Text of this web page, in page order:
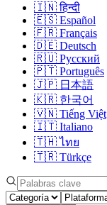
🇮🇳 हिन्दी
🇪🇸 Español
🇫🇷 Français
🇩🇪 Deutsch
🇷🇺 Русский
🇵🇹 Português
🇯🇵 日本語
🇰🇷 한국어
🇻🇳 Tiếng Việt
🇮🇹 Italiano
🇹🇭 ไทย
🇹🇷 Türkçe